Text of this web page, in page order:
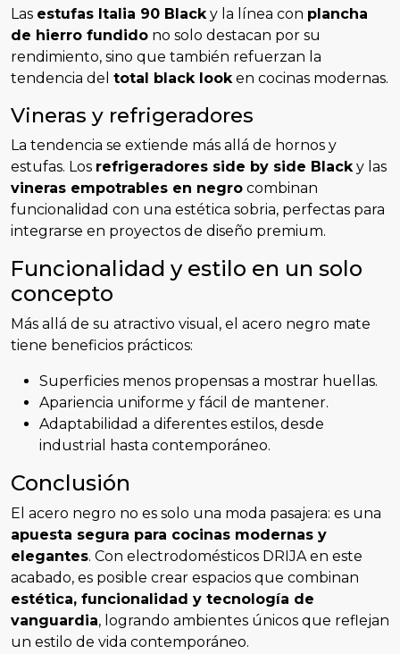
Las estufas Italia 90 Blacky la línea con plancha
de hierro fundido no solo destacan por su
rendimiento, sino que también refuerzan la
tendencia del total black looken cocinas modernas.
Vineras y refrigeradores
La tendencia se extiende más allá de hornos y
estufas. Los refrigeradores side by side Blacky las
vineras empotrables en negro combinan
funcionalidad con una estética sobria, perfectas para
integrarse en proyectos de diseño premium.
Funcionalidad y estilo en un solo
concepto
Más allá de su atractivo visual, el acero negro mate
tiene beneficios prácticos:
Superficies menos propensas a mostrar huellas.
Apariencia uniforme y fácil de mantener.
Adaptabilidad a diferentes estilos, desde
industrial hasta contemporáneo.
Conclusión
El acero negro no es solo una moda pasajera: es una
apuesta segura para cocinas modernas y
elegantes. Con electrodomésticos DRIJA en este
acabado, es posible crear espacios que combinan
estética, funcionalidad y tecnología de
vanguardia, logrando ambientes únicos que reflejan
un estilo de vida contemporáneo.